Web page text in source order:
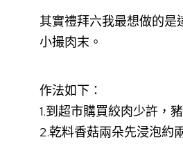
其實禮拜六我最想做的
小撮肉末。
作法如下：
1.到超市購買絞肉少許，
2.乾料香菇兩朵先浸泡約